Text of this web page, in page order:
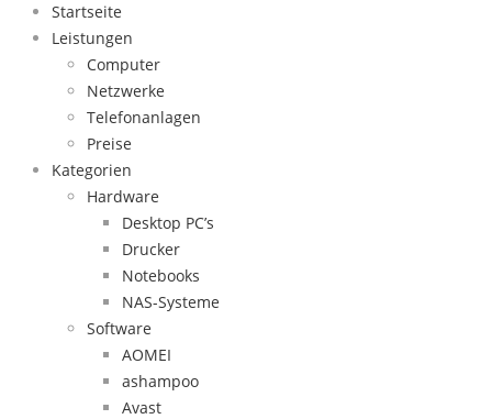
Startseite
Leistungen
Computer
Netzwerke
Telefonanlagen
Preise
Kategorien
Hardware
Desktop PC’s
Drucker
Notebooks
NAS-Systeme
Software
AOMEI
ashampoo
Avast